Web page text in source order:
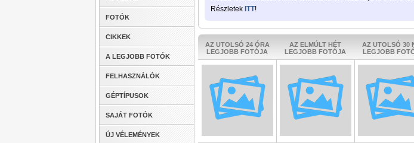
FOTÓK
CIKKEK
A LEGJOBB FOTÓK
FELHASZNÁLÓK
GÉPTÍPUSOK
SAJÁT FOTÓK
ÚJ VÉLEMÉNYEK
Részletek ITT!
AZ UTOLSÓ 24 ÓRA
LEGJOBB FOTÓJA
AZ ELMÚLT HÉT
LEGJOBB FOTÓJA
AZ UTOLSÓ 30
LEGJOBB